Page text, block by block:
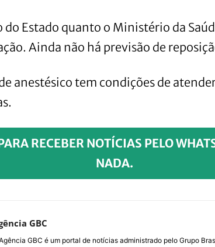
do Estado quanto o Ministério da
Ainda não há previsão de
anestésico tem condições de
RECEBER NOTÍCIAS PELO
NADA.
GBC
GBC é um portal de notícias administrado pelo Grupo